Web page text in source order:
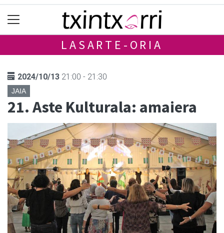
LASARTE-ORIA
2024/10/13 21:00 - 21:30
JAIA
21. Aste Kulturala: amaiera